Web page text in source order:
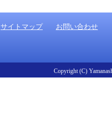
サイトマップ お問い合わせ
Copyright (C)